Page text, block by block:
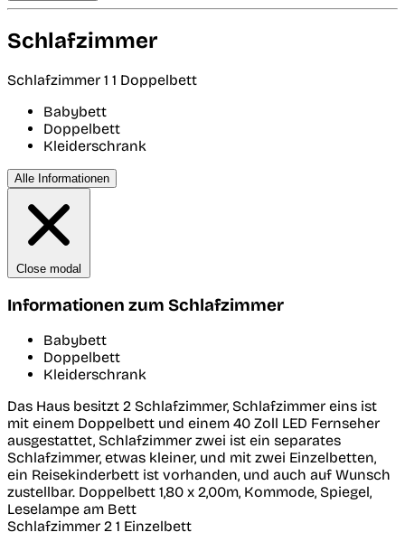
Schlafzimmer
Schlafzimmer 1 1 Doppelbett
Babybett
Doppelbett
Kleiderschrank
Alle Informationen
Close modal
Informationen zum Schlafzimmer
Babybett
Doppelbett
Kleiderschrank
Das Haus besitzt 2 Schlafzimmer, Schlafzimmer eins ist
mit einem Doppelbett und einem 40 Zoll LED Fernseher
ausgestattet, Schlafzimmer zwei ist ein separates
Schlafzimmer, etwas kleiner, und mit zwei Einzelbetten,
ein Reisekinderbett ist vorhanden, und auch auf Wunsch
zustellbar. Doppelbett 1,80 x 2,00m, Kommode, Spiegel,
Leselampe am Bett
Schlafzimmer 2 1 Einzelbett